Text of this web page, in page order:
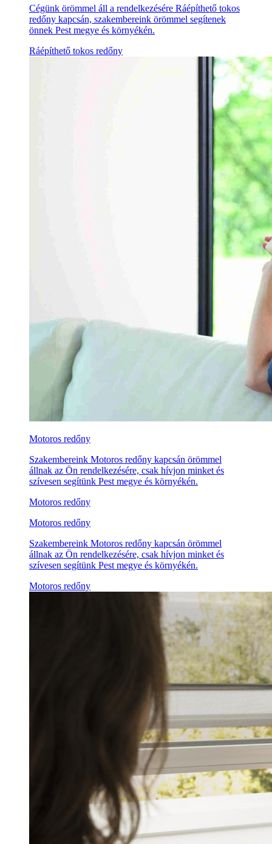
Cégünk örömmel áll a rendelkezésére Ráépíthető tokos
redőny kapcsán, szakembereink örömmel segítenek
önnek Pest megye és környékén.
Ráépíthető tokos redőny
Motoros redőny
Szakembereink Motoros redőny kapcsán örömmel
állnak az Ön rendelkezésére, csak hívjon minket és
szívesen segítünk Pest megye és környékén.
Motoros redőny
Motoros redőny
Szakembereink Motoros redőny kapcsán örömmel
állnak az Ön rendelkezésére, csak hívjon minket és
szívesen segítünk Pest megye és környékén.
Motoros redőny